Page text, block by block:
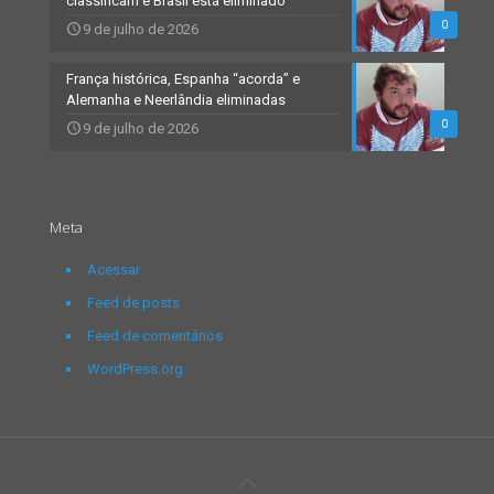
0
9 de julho de 2026
0
França histórica, Espanha “acorda” e
Alemanha e Neerlândia eliminadas
9 de julho de 2026
Meta
Acessar
Feed de posts
Feed de comentários
WordPress.org